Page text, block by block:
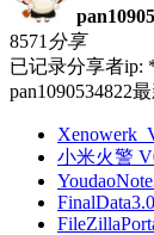
8571 分享
已记录分享者
pan1090534822
小米火警